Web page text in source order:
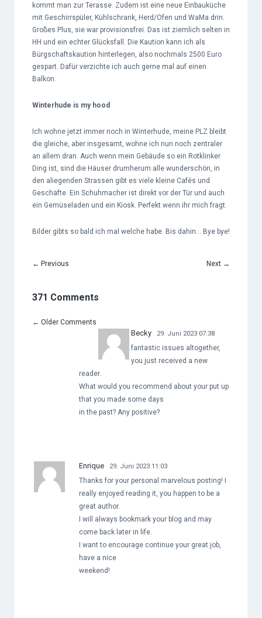
kommt man zur Terasse. Zudem ist eine neue Einbauküche
mit Geschirrspüler, Kühlschrank, Herd/Ofen und WaMa drin.
Großes Plus, sie war provisionsfrei. Das ist ziemlich selten in
HH und ein echter Glücksfall. Die Kaution kann ich als
Bürgschaftskaution hinterlegen, also nochmals 2500 Euro
gespart. Dafür verzichte ich auch gerne mal auf einen
Balkon.
Winterhude is my hood
Ich wohne jetzt immer noch in Winterhude, meine PLZ bleibt
die gleiche, aber insgesamt, wohne ich nun noch zentraler
an allem dran. Auch wenn mein Gebäude so ein Rotklinker
Ding ist, sind die Häuser drumherum alle wunderschön, in
den aliegenden Strassen gibt es viele kleine Cafés und
Geschäfte. Ein Schuhmacher ist direkt vor der Tür und auch
ein Gemüseladen und ein Kiosk. Perfekt wenn ihr mich fragt.
Bilder gibts so bald ich mal welche habe. Bis dahin… Bye bye!
← Previous Next →
371 Comments
← Older Comments
Becky 29. Juni 2023 07:38
fantastic issues altogether,
you just received a new
reader.
What would you recommend about your put up
that you made some days
in the past? Any positive?
Enrique 29. Juni 2023 11:03
Thanks for your personal marvelous posting! I
really enjoyed reading it, you happen to be a
great author.
I will always bookmark your blog and may
come back later in life.
I want to encourage continue your great job,
have a nice
weekend!